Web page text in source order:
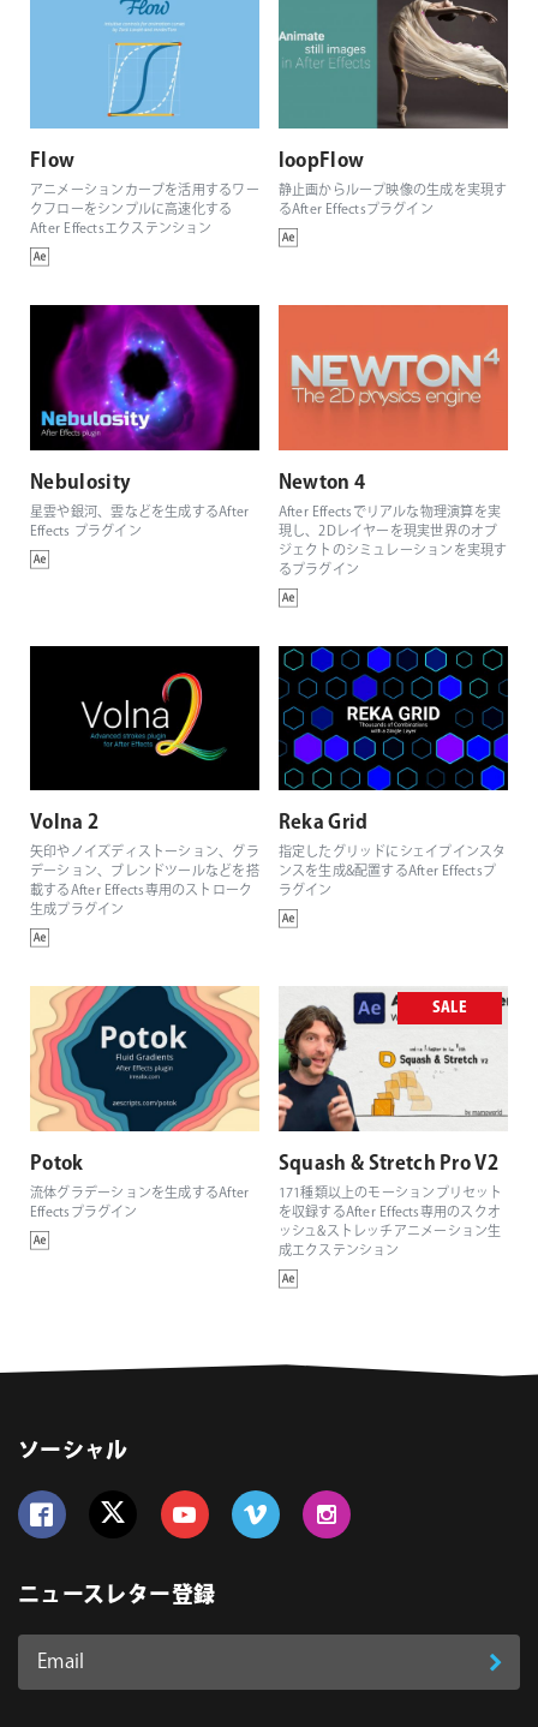
Flow
アニメーションカーブを活用するワー
クフローをシンプルに高速化する
After Effectsエクステンション
loopFlow
静止画からループ映像の生成を実現す
るAfter Effectsプラグイン
Nebulosity
星雲や銀河、雲などを生成するAfter
Effects プラグイン
Newton 4
After Effectsでリアルな物理演算を実
現し、2Dレイヤーを現実世界のオブ
ジェクトのシミュレーションを実現す
るプラグイン
Volna 2
矢印やノイズディストーション、グラ
デーション、ブレンドツールなどを搭
載するAfter Effects専用のストローク
生成プラグイン
Reka Grid
指定したグリッドにシェイプインスタ
ンスを生成&配置するAfter Effectsプ
ラグイン
Potok
流体グラデーションを生成するAfter
Effectsプラグイン
SALE
Squash & Stretch Pro V2
171種類以上のモーションプリセット
を収録するAfter Effects専用のスクオ
ッシュ&ストレッチアニメーション生
成エクステンション
ソーシャル
ニュースレター登録
Email
登